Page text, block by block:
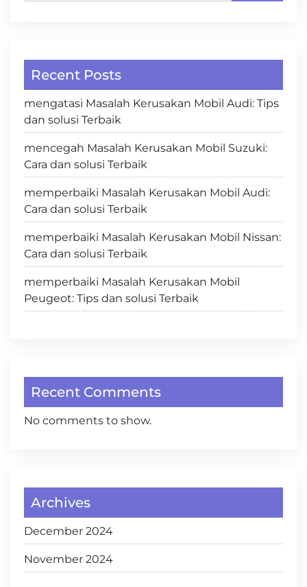
Recent Posts
mengatasi Masalah Kerusakan Mobil Audi: Tips
dan solusi Terbaik
mencegah Masalah Kerusakan Mobil Suzuki:
Cara dan solusi Terbaik
memperbaiki Masalah Kerusakan Mobil Audi:
Cara dan solusi Terbaik
memperbaiki Masalah Kerusakan Mobil Nissan:
Cara dan solusi Terbaik
memperbaiki Masalah Kerusakan Mobil
Peugeot: Tips dan solusi Terbaik
Recent Comments
No comments to show.
Archives
December 2024
November 2024